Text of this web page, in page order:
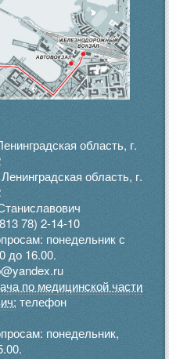
область, г.
область, г.
78) 2-14-10
понедельник с
до 16.00.
по медицинской части
телефон
понедельник,